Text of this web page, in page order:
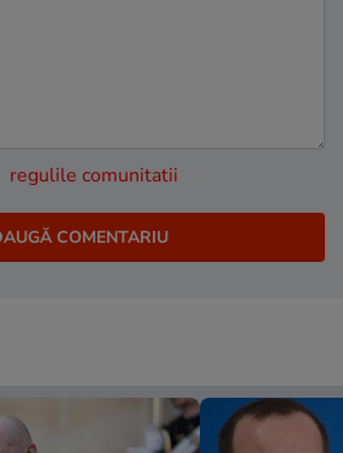
regulile comunitatii